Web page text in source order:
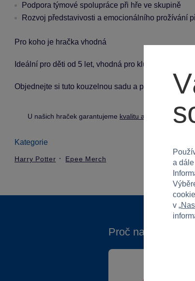
Podpora týmové spolupráce při hře ve skupině
Rozvoj představivosti a emocionálního prožívání
Pro koho je hračka vhodná
Ideální pro děti od 5 let, vhodná pro kluky i holky,
Objednejte si tuto kouzelnou sadu a přiveďte do
U našich hraček garantujeme kvalitu a bezpečnost.
Kategorie
Harry Potter Epee Merch
Proč nakupovat ve
a
v „